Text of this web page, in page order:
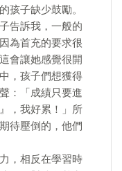
孩子缺少鼓勵。
告訴我，一般的
為首充的要求很
會讓她感覺很開
，孩子們想獲得
：「成績只要進
，我好累！」所
待壓倒的，他們
，相反在學習時